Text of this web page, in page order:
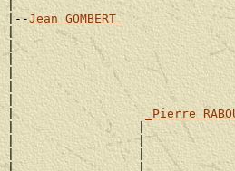
|
|--Jean GOMBERT
|
|
|
|
|
| _Pierre
|                 |
|                 |
|                 |
|                 |